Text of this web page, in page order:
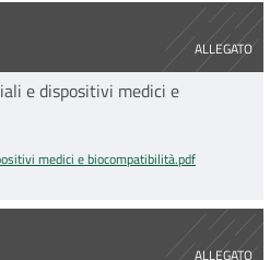
ALLEGATO
e dispositivi medici e
e dispositivi medici e
medici e biocompatibilità.pdf
ALLEGATO
3D e tessuti